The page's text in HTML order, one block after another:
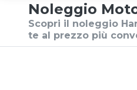
Noleggio
Scopri il noleggio
te al prezzo più